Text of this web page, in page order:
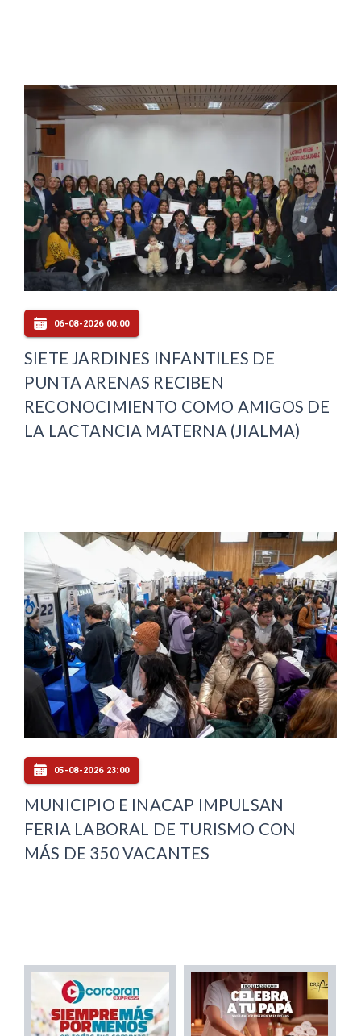
06-08-2026 00:00
SIETE JARDINES INFANTILES DE
PUNTA ARENAS RECIBEN
RECONOCIMIENTO COMO AMIGOS DE
LA LACTANCIA MATERNA (JIALMA)
05-08-2026 23:00
MUNICIPIO E INACAP IMPULSAN
FERIA LABORAL DE TURISMO CON
MÁS DE 350 VACANTES